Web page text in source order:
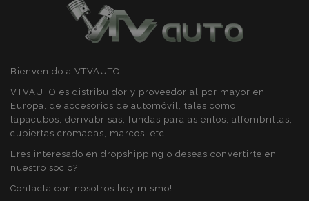
Bienvenido a VTVAUTO
VTVAUTO es distribuidor y proveedor al por mayor en
Europa, de accesorios de automóvil, tales como:
tapacubos, derivabrisas, fundas para asientos, alfombrillas,
cubiertas cromadas, marcos, etc.
Eres interesado en dropshipping o deseas convertirte en
nuestro socio?
Contacta con nosotros hoy mismo!
Cookies de
Cookies de
Cookies estrictamente necesarias
Cookies de preferencias